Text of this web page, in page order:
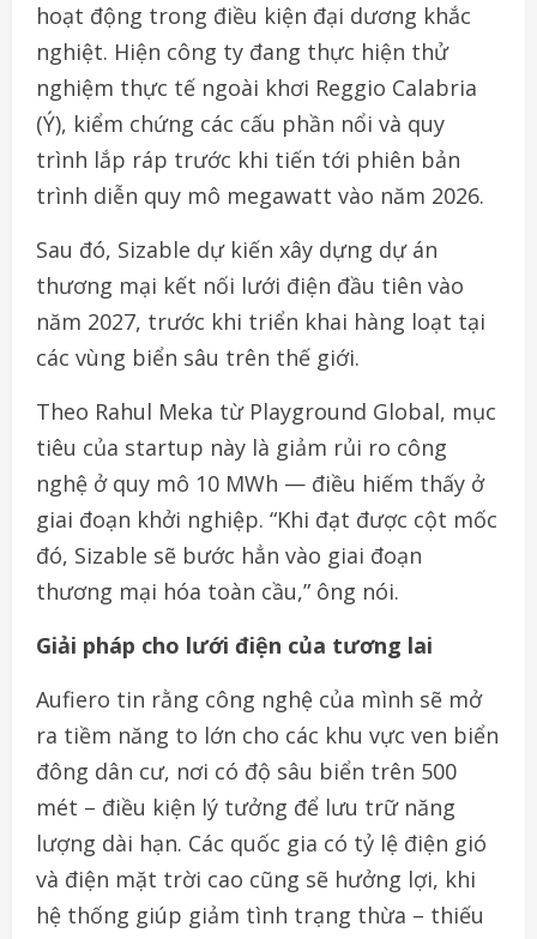
hoạt động trong điều kiện đại dương khắc
nghiệt. Hiện công ty đang thực hiện thử
nghiệm thực tế ngoài khơi Reggio Calabria
(Ý), kiểm chứng các cấu phần nổi và quy
trình lắp ráp trước khi tiến tới phiên bản
trình diễn quy mô megawatt vào năm 2026.
Sau đó, Sizable dự kiến xây dựng dự án
thương mại kết nối lưới điện đầu tiên vào
năm 2027, trước khi triển khai hàng loạt tại
các vùng biển sâu trên thế giới.
Theo Rahul Meka từ Playground Global, mục
tiêu của startup này là giảm rủi ro công
nghệ ở quy mô 10 MWh — điều hiếm thấy ở
giai đoạn khởi nghiệp. “Khi đạt được cột mốc
đó, Sizable sẽ bước hẳn vào giai đoạn
thương mại hóa toàn cầu,” ông nói.
Giải pháp cho lưới điện của tương lai
Aufiero tin rằng công nghệ của mình sẽ mở
ra tiềm năng to lớn cho các khu vực ven biển
đông dân cư, nơi có độ sâu biển trên 500
mét – điều kiện lý tưởng để lưu trữ năng
lượng dài hạn. Các quốc gia có tỷ lệ điện gió
và điện mặt trời cao cũng sẽ hưởng lợi, khi
hệ thống giúp giảm tình trạng thừa – thiếu